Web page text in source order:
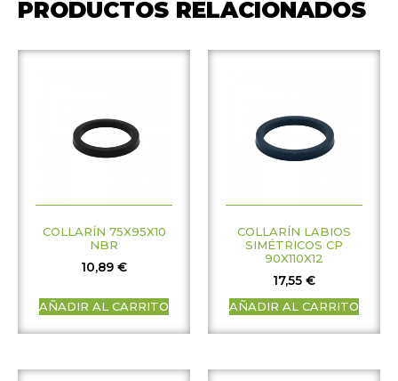
PRODUCTOS RELACIONADOS
COLLARÍN 75X95X10
NBR
10,89 €
AÑADIR AL CARRITO
COLLARÍN LABIOS
SIMÉTRICOS CP
90X110X12
17,55 €
AÑADIR AL CARRITO